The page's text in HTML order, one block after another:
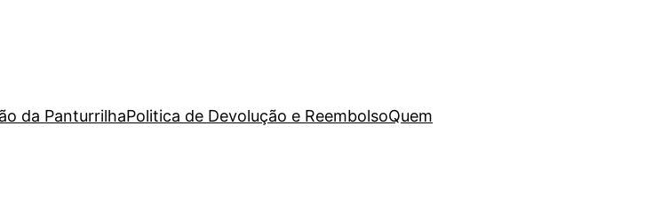
da PanturrilhaPolitica de Devolução e ReembolsoQuem